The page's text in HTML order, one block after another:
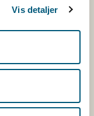
Vis detaljer